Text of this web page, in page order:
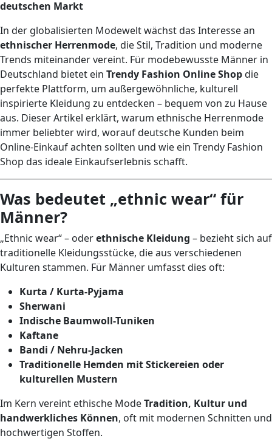
deutschen Markt
In der globalisierten Modewelt wächst das Interesse an
ethnischer Herrenmode, die Stil, Tradition und moderne
Trends miteinander vereint. Für modebewusste Männer in
Deutschland bietet ein Trendy Fashion Online Shopdie
perfekte Plattform, um außergewöhnliche, kulturell
inspirierte Kleidung zu entdecken – bequem von zu Hause
aus. Dieser Artikel erklärt, warum ethnische Herrenmode
immer beliebter wird, worauf deutsche Kunden beim
Online-Einkauf achten sollten und wie ein Trendy Fashion
Shop das ideale Einkaufserlebnis schafft.
Was bedeutet „ethnic wear“ für
Männer?
„Ethnic wear“ – oderethnische Kleidung – bezieht sich auf
traditionelle Kleidungsstücke, die aus verschiedenen
Kulturen stammen. Für Männer umfasst dies oft:
Kurta / Kurta-Pyjama
Sherwani
Indische Baumwoll-Tuniken
Kaftane
Bandi / Nehru-Jacken
Traditionelle Hemden mit Stickereien oder
kulturellen Mustern
Im Kern vereint ethische ModeTradition, Kultur und
handwerkliches Können, oft mit modernen Schnitten und
hochwertigen Stoffen.